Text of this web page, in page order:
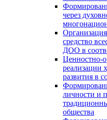
через
средство
ДОО в
Ценностно-
реализации
развития в
личности и
общества